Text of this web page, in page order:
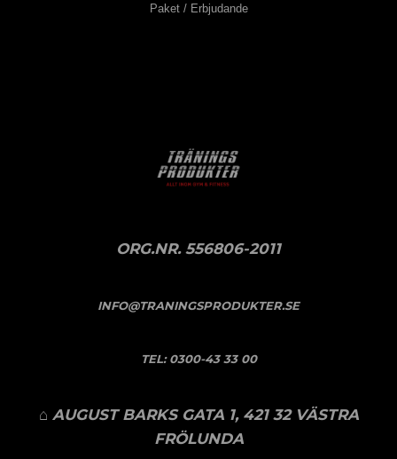
Paket / Erbjudande
ORG.NR. 556806-2011
INFO@TRANINGSPRODUKTER.SE
TEL:0300-43 33 00
⌂ AUGUST BARKS GATA 1, 421 32 VÄSTRA
FRÖLUNDA